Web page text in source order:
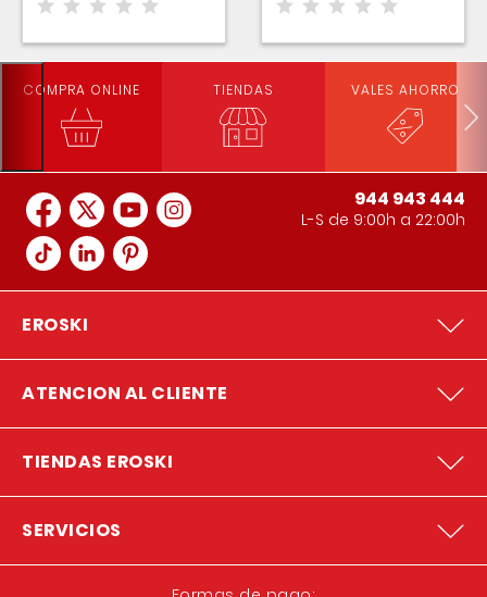
COMPRA ONLINE TIENDAS VALES AHORRO
944 943 444
L-S de 9:00h a 22:00h
EROSKI
ATENCION AL CLIENTE
TIENDAS EROSKI
SERVICIOS